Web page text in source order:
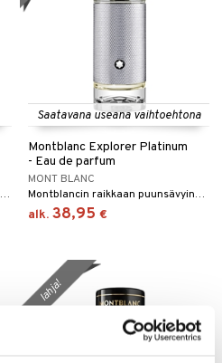
Raikas puutuoksuinen eau de toilette Mont Blancilta
Saatavana useana vaihtoehtona
Montblanc Explorer Platinum
- Eau de parfum
MONT BLANC
Montblancin raikkaan puunsävyinen eau de parfum
alk. 38,95 €
lahja!